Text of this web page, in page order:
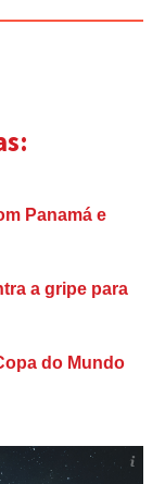
Panamá e
a gripe para
do Mundo